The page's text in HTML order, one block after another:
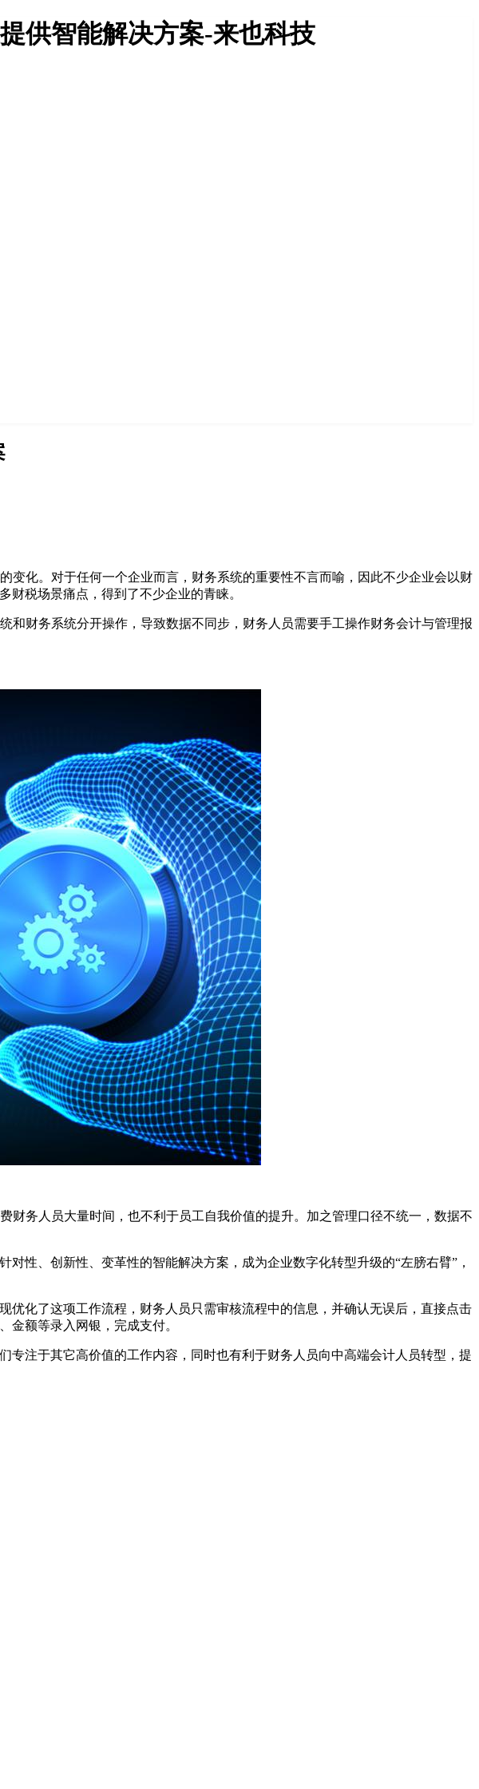
供智能解决方案-来也科技
化。对于任何一个企业而言，财务系统的重要性不言而喻，因此不少企业会以财
税场景痛点，得到了不少企业的青睐。
财务系统分开操作，导致数据不同步，财务人员需要手工操作财务会计与管理报
务人员大量时间，也不利于员工自我价值的提升。加之管理口径不统一，数据不
性、创新性、变革性的智能解决方案，成为企业数字化转型升级的“左膀右臂”，
化了这项工作流程，财务人员只需审核流程中的信息，并确认无误后，直接点击
金额等录入网银，完成支付。
注于其它高价值的工作内容，同时也有利于财务人员向中高端会计人员转型，提